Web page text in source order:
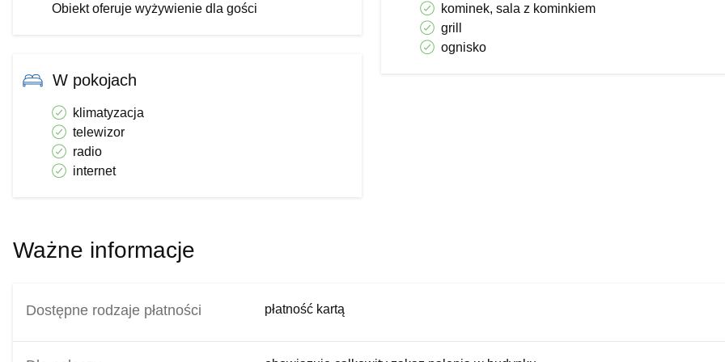
OFERTA SECJALNA
Pokój 2 osobowy Classic 170zł
Obiekt oferuje wyżywienie dla gości
W pokojach
klimatyzacja
telewizor
radio
internet
kominek, sala z kominkiem
grill
ognisko
Ważne informacje
Dostępne rodzaje płatności płatność kartą